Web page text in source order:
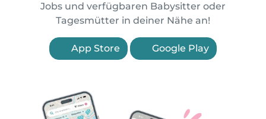
Jobs und verfügbaren Babysitter oder
Tagesmütter in deiner Nähe an!
App Store Google Play